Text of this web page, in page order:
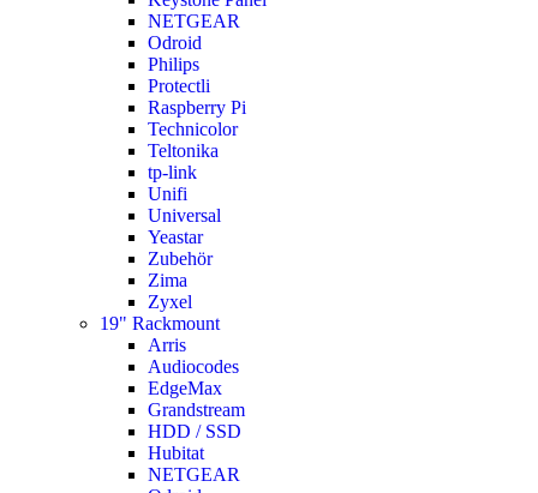
NETGEAR
Odroid
Philips
Protectli
Raspberry Pi
Technicolor
Teltonika
tp-link
Unifi
Universal
Yeastar
Zubehör
Zima
Zyxel
19" Rackmount
Arris
Audiocodes
EdgeMax
Grandstream
HDD / SSD
Hubitat
NETGEAR